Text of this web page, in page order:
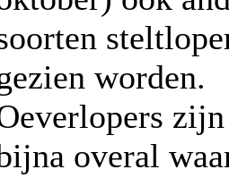
worden.
overal